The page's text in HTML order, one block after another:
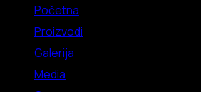
Početna
Proizvodi
Galerija
Media